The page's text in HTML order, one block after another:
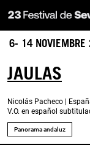
Pasar
al
contenido
6- 14
Panorama andaluz
JAULAS
Nicolás Pacheco |
V.O. en español